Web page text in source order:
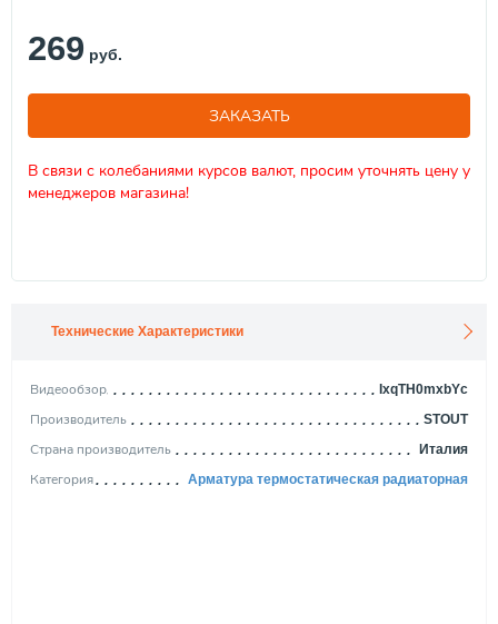
269 руб.
ЗАКАЗАТЬ
В связи с колебаниями курсов валют, просим уточнять цену у
менеджеров магазина!
Технические Характеристики
Видеообзор IxqTH0mxbYc
Производитель STOUT
Страна производитель Италия
Категория Арматура термостатическая радиаторная